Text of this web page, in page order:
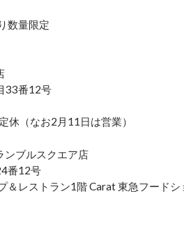
数量限定
33番12号
（なお2月11日は営業）
ンブルスクエア店
番12号
＆レストラン1階 Carat 東急フードシ